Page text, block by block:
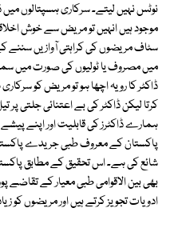
نوٹس نہیں لیتے۔ سرکاری ہسپتالوں
موجود ہیں انہیں تو مریض سے خوش
سٹاف مریضوں کی کراہتی آوازیں سننے
میں مصروف یا ٹولیوں کی صورت میں
ڈاکٹر کا رویہ اچھا ہو تو مریض کو
کرتا لیکن ڈاکٹر کی بے اعتنائی جلتی
ہمارے ڈاکٹرز کی قابلیت اور اپنے
پاکستان کے معروف طبی جریدے
شائع کی ہے۔ اس تحقیق کے مطابق
بھی بین الاقوامی طبی معیار کے تقاضے
ادویات تجویز کرتے ہیں اور مریضوں کو